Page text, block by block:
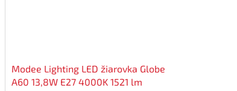
Modee Lighting LED žiarovka Globe
A60 13,8W E27 4000K 1521 lm